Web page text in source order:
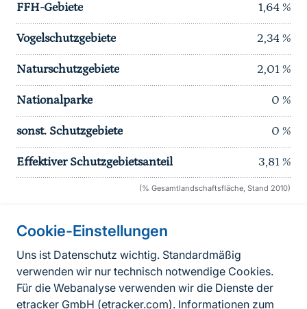
Cookie-Einstellungen
Uns ist Datenschutz wichtig. Standardmäßig
verwenden wir nur technisch notwendige Cookies.
Für die Webanalyse verwenden wir die Dienste der
etracker GmbH (etracker.com). Informationen zum
FFH-Gebiete 1,64 %
Vogelschutzgebiete 2,34 %
Naturschutzgebiete 2,01 %
Nationalparke 0 %
sonst. Schutzgebiete 0 %
Effektiver Schutzgebietsanteil 3,81 %
(% Gesamtlandschaftsfläche, Stand 2010)
Informationen zur Seite
FußzeileKontakt zum BfN
Kontaktformular